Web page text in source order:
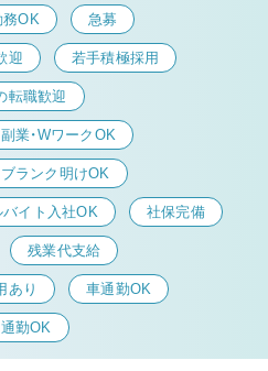
務OK 急募
迎 若手積極採用
転職歓迎
副業・WワークOK
ブランク明けOK
バイト入社OK 社保完備
残業代支給
あり 車通勤OK
勤OK